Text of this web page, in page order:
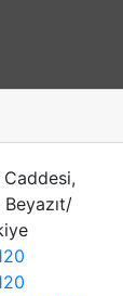
Caddesi,
Beyazıt/